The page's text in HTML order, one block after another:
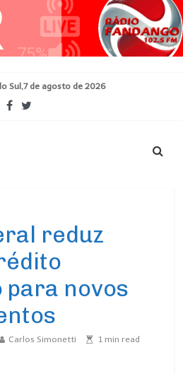
Sul,7 de agosto de 2026
reduz
novos
Carlos Simonetti 1 min read